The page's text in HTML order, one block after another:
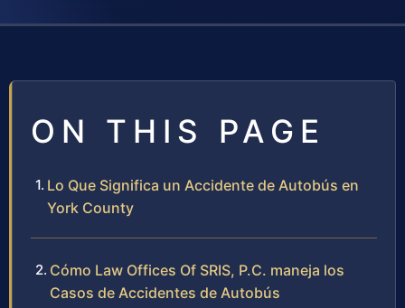
ON THIS PAGE
Lo Que Significa un Accidente de Autobús en
York County
Cómo Law Offices Of SRIS, P.C. maneja los
Casos de Accidentes de Autobús